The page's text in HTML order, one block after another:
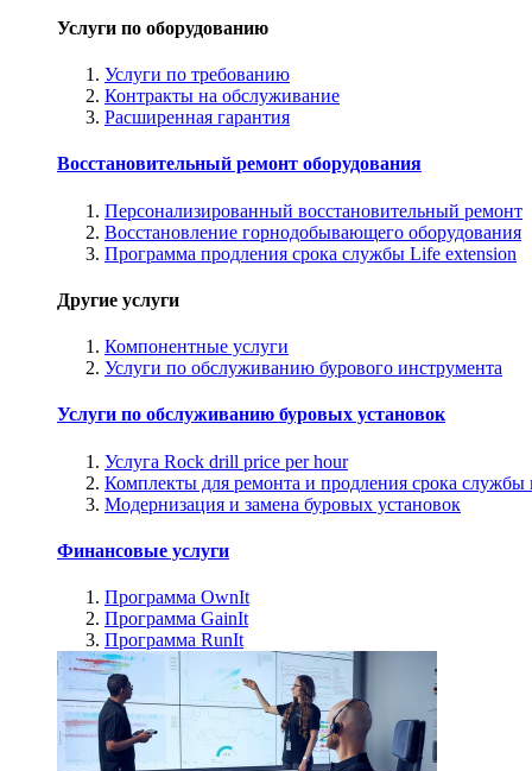
Услуги по оборудованию
Услуги по требованию
Контракты на обслуживание
Расширенная гарантия
Восстановительный ремонт оборудования
Персонализированный восстановительный ремонт
Восстановление горнодобывающего оборудования
Программа продления срока службы Life extension
Другие услуги
Компонентные услуги
Услуги по обслуживанию бурового инструмента
Услуги по обслуживанию буровых установок
Услуга Rock drill price per hour
Комплекты для ремонта и продления срока службы
Модернизация и замена буровых установок
Финансовые услуги
Программа OwnIt
Программа GainIt
Программа RunIt